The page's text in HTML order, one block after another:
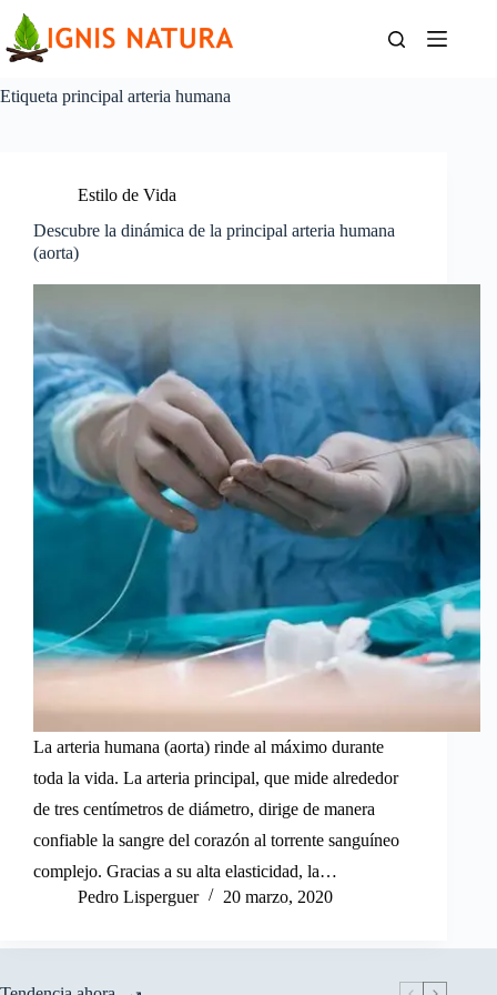
contenido
Etiqueta principal arteria humana
Estilo de Vida
Descubre la dinámica de la principal arteria humana
(aorta)
La arteria humana (aorta) rinde al máximo durante
toda la vida. La arteria principal, que mide alrededor
de tres centímetros de diámetro, dirige de manera
confiable la sangre del corazón al torrente sanguíneo
complejo. Gracias a su alta elasticidad, la…
Pedro Lisperguer
20 marzo, 2020